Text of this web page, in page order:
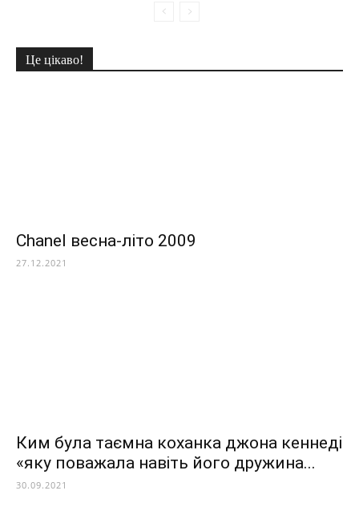
Це цікаво!
Chanel весна-літо 2009
27.12.2021
Ким була таємна коханка джона кеннеді
«яку поважала навіть його дружина...
30.09.2021